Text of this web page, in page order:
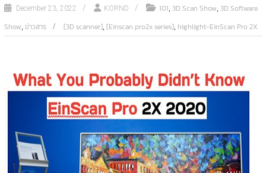
December 23, 2022 KORND 101,3D Scan Show,3D Software
Show,ข่าวสาร [3D scanner],[Einscan pro2x series], highlight-EinScan Pro 2X